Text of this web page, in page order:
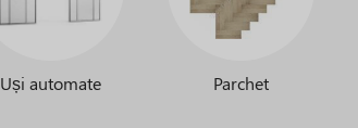
Uși automate Parchet